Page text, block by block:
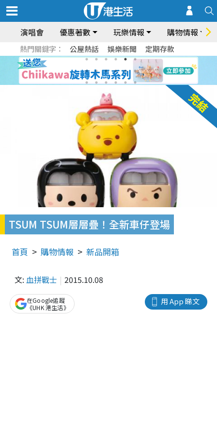
演唱會 優惠著數 玩樂情報 購物情報
熱門關鍵字： 公屋熱話 娛樂新聞 定期存款
TSUM TSUM層層疊！全新車仔登場
首頁 購物情報 新品開箱
文: 血拼戰士 2015.10.08
用 App 睇文
在Google追蹤
《UHK 港生活》